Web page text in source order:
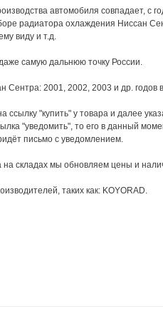
автомобиля совпадает, с
радиатора охлаждения Ниссан
виду и т.д.
самую дальнюю точку России.
Сентра: 2001, 2002, 2003 и др. годов
"купить" у товара и далее
"уведомить", то его в данный
письмо с уведомлением.
на складах мы обновляем цены и
таких как: KOYORAD.